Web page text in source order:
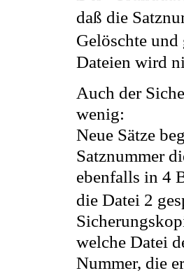
daß die
Gelöschte
Dateien wird
Auch der
wenig:
Neue Sätze
Satznummer
ebenfalls in 4
die Datei 2
welche Datei
Nummer, die